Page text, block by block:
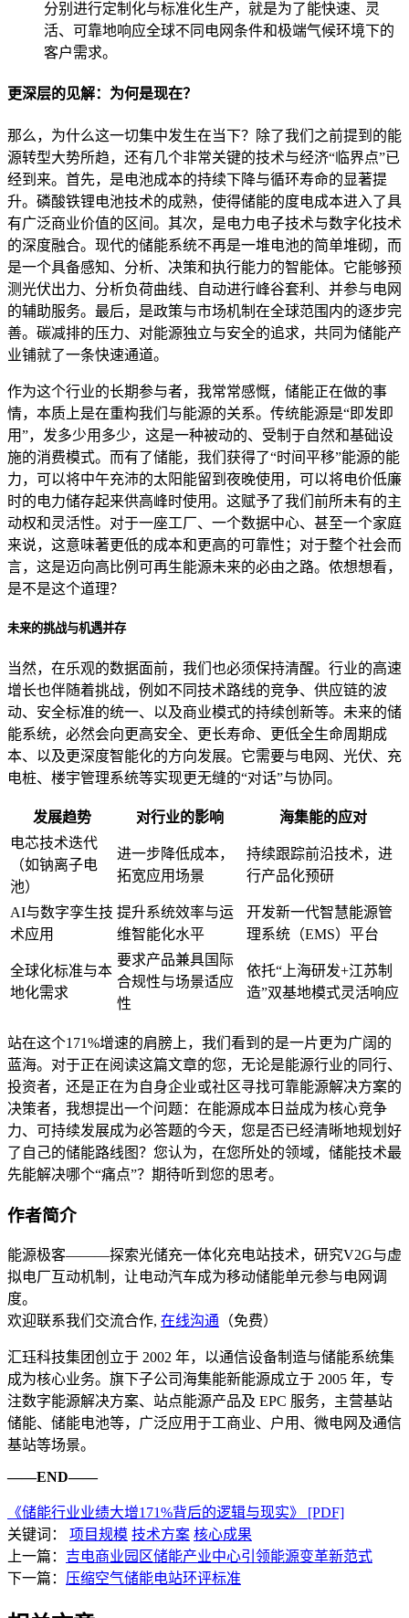
分别进行定制化与标准化生产，就是为了能快速、灵
活、可靠地响应全球不同电网条件和极端气候环境下的
客户需求。
更深层的见解：为何是现在？
那么，为什么这一切集中发生在当下？除了我们之前提到的能
源转型大势所趋，还有几个非常关键的技术与经济“临界点”已
经到来。首先，是电池成本的持续下降与循环寿命的显著提
升。磷酸铁锂电池技术的成熟，使得储能的度电成本进入了具
有广泛商业价值的区间。其次，是电力电子技术与数字化技术
的深度融合。现代的储能系统不再是一堆电池的简单堆砌，而
是一个具备感知、分析、决策和执行能力的智能体。它能够预
测光伏出力、分析负荷曲线、自动进行峰谷套利、并参与电网
的辅助服务。最后，是政策与市场机制在全球范围内的逐步完
善。碳减排的压力、对能源独立与安全的追求，共同为储能产
业铺就了一条快速通道。
作为这个行业的长期参与者，我常常感慨，储能正在做的事
情，本质上是在重构我们与能源的关系。传统能源是“即发即
用”，发多少用多少，这是一种被动的、受制于自然和基础设
施的消费模式。而有了储能，我们获得了“时间平移”能源的能
力，可以将中午充沛的太阳能留到夜晚使用，可以将电价低廉
时的电力储存起来供高峰时使用。这赋予了我们前所未有的主
动权和灵活性。对于一座工厂、一个数据中心、甚至一个家庭
来说，这意味著更低的成本和更高的可靠性；对于整个社会而
言，这是迈向高比例可再生能源未来的必由之路。侬想想看，
是不是这个道理？
未来的挑战与机遇并存
当然，在乐观的数据面前，我们也必须保持清醒。行业的高速
增长也伴随着挑战，例如不同技术路线的竞争、供应链的波
动、安全标准的统一、以及商业模式的持续创新等。未来的储
能系统，必然会向更高安全、更长寿命、更低全生命周期成
本、以及更深度智能化的方向发展。它需要与电网、光伏、充
电桩、楼宇管理系统等实现更无缝的“对话”与协同。
发展趋势 对行业的影响
海集能的应对
电芯技术迭代
（如钠离子电
池）
进一步降低成本，
拓宽应用场景
持续跟踪前沿技术，进
行产品化预研
AI与数字孪生技
术应用
提升系统效率与运
维智能化水平
开发新一代智慧能源管
理系统（EMS）平台
全球化标准与本
地化需求
要求产品兼具国际
合规性与场景适应
性
依托“上海研发+江苏制
造”双基地模式灵活响应
站在这个171%增速的肩膀上，我们看到的是一片更为广阔的
蓝海。对于正在阅读这篇文章的您，无论是能源行业的同行、
投资者，还是正在为自身企业或社区寻找可靠能源解决方案的
决策者，我想提出一个问题：在能源成本日益成为核心竞争
力、可持续发展成为必答题的今天，您是否已经清晰地规划好
了自己的储能路线图？您认为，在您所处的领域，储能技术最
先能解决哪个“痛点”？期待听到您的思考。
作者简介
能源极客———探索光储充一体化充电站技术，研究V2G与虚
拟电厂互动机制，让电动汽车成为移动储能单元参与电网调
度。
欢迎联系我们交流合作, 在线沟通 （免费）
汇珏科技集团创立于 2002 年，以通信设备制造与储能系统集
成为核心业务。旗下子公司海集能新能源成立于 2005 年，专
注数字能源解决方案、站点能源产品及 EPC 服务，主营基站
储能、储能电池等，广泛应用于工商业、户用、微电网及通信
基站等场景。
——END——
《储能行业业绩大增171%背后的逻辑与现实》 [PDF]
关键词： 项目规模 技术方案 核心成果
上一篇： 吉电商业园区储能产业中心引领能源变革新范式
下一篇： 压缩空气储能电站环评标准